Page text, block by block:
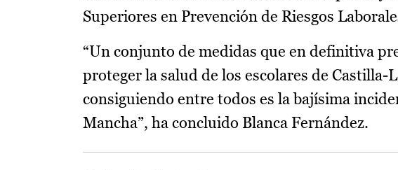
Superiores en Prevención de Riesgos
“Un conjunto de medidas que en definitiva
proteger la salud de los escolares de Castilla-
consiguiendo entre todos es la bajísima
Mancha”, ha concluido Blanca Fernández.